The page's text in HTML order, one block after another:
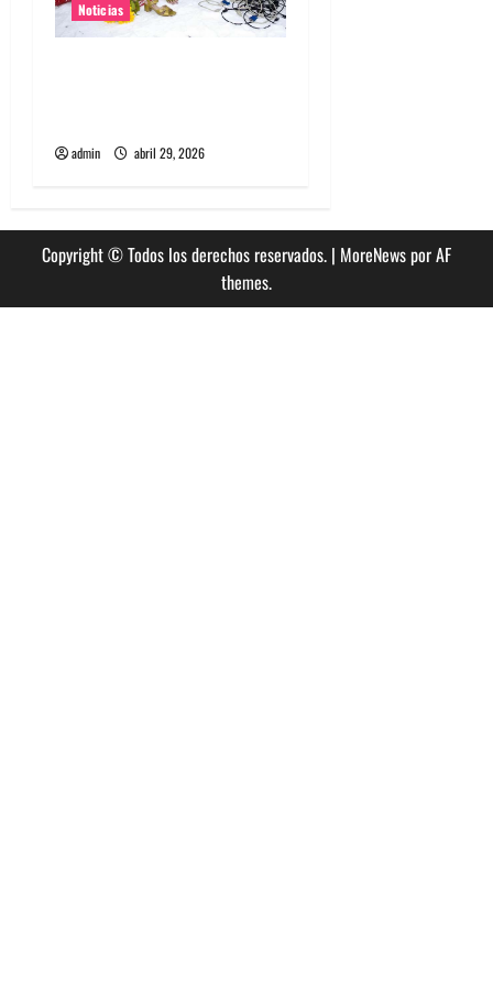
Noticias
admin abril 29, 2026
Copyright © Todos los derechos reservados. | MoreNewspor AF
themes.